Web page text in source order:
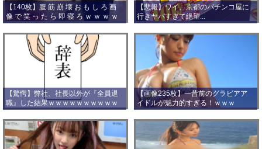
【140枚】腹 筋 崩 壊 お も し ろ 画
像 で 笑 っ た ら 即 寝 ろ ｗ ｗ ｗ ｗ
ｗ ｗ ｗ ｗ ｗ ｗ ｗ ｗ
【悲報】ワイ、京都のパチンコ屋に
行きヤバすぎて絶望...
【驚愕】弊社、社長以外が『全員退
職』した結果ｗｗｗｗｗｗｗｗｗｗ
ｗｗｗ
【画像235枚】一昔前のグラビアア
イドルが魅力的すぎる！ｗｗｗ